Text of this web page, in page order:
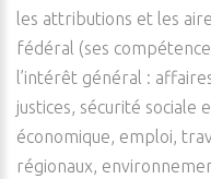
les attributions et les
fédéral (ses
l’intérêt général :
justices, sécurité
économique, emploi,
régionaux,